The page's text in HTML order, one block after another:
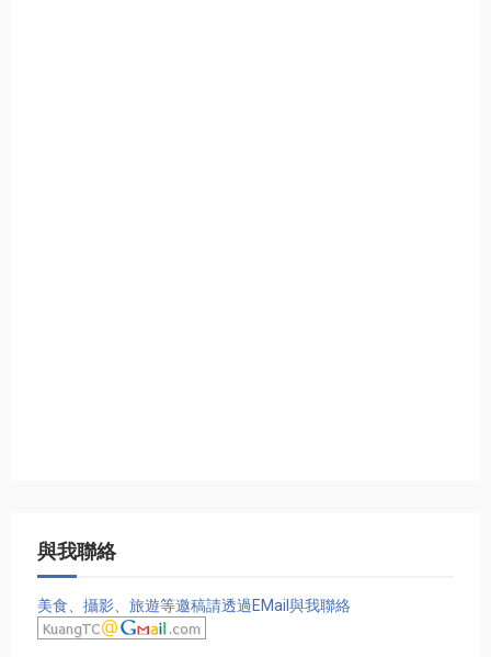
與我聯絡
美食、攝影、旅遊等邀稿請透過EMail與我聯絡